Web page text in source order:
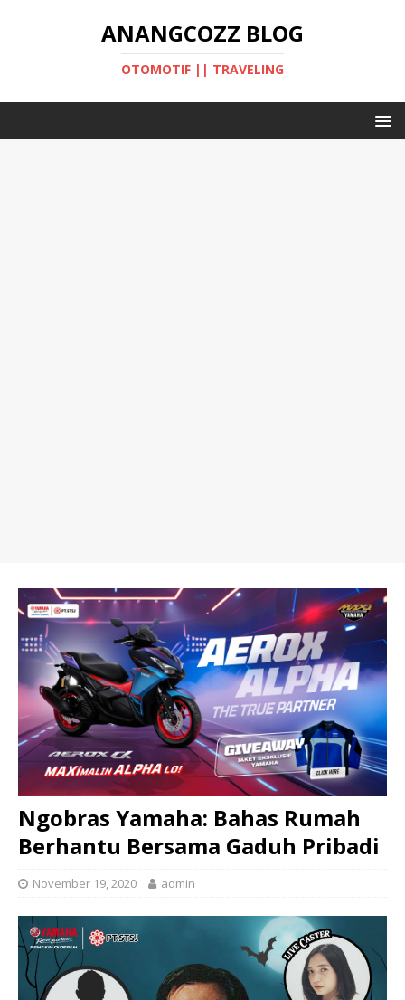
ANANGCOZZ BLOG
OTOMOTIF || TRAVELING
Ngobras Yamaha: Bahas Rumah
Berhantu Bersama Gaduh Pribadi
November 19, 2020 admin